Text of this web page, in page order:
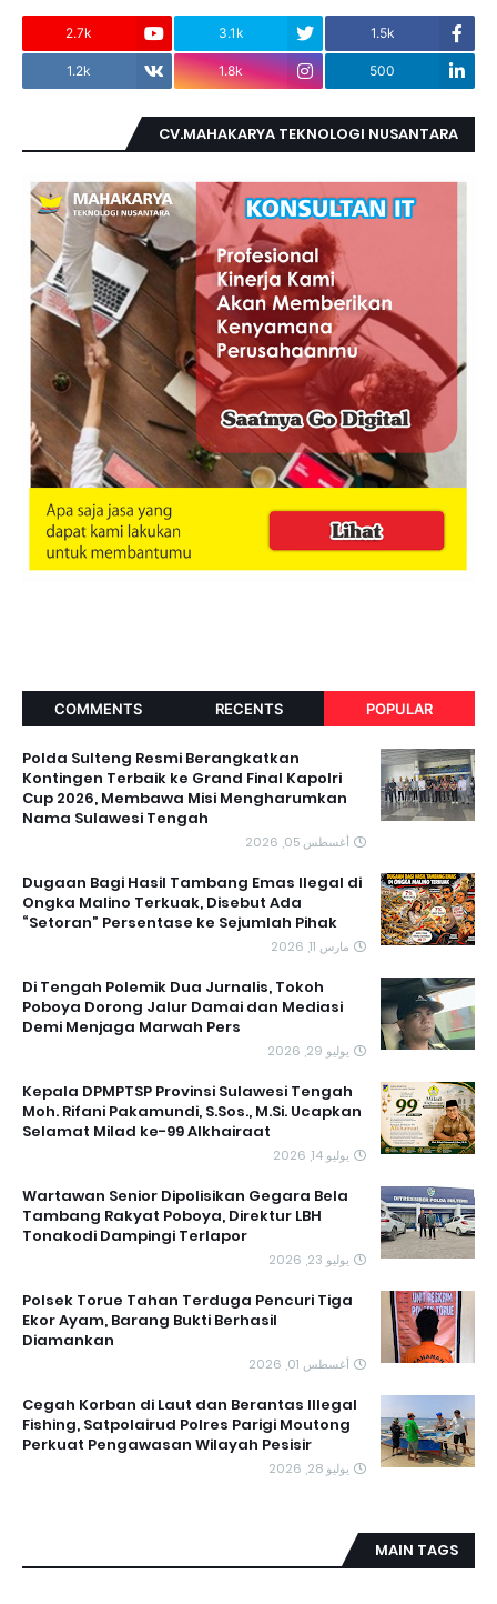
1.5k
3.1k
2.7k
500
1.8k
1.2k
CV.MAHAKARYA TEKNOLOGI NUSANTARA
POPULAR
RECENTS
COMMENTS
Polda Sulteng Resmi Berangkatkan
Kontingen Terbaik ke Grand Final Kapolri
Cup 2026, Membawa Misi Mengharumkan
Nama Sulawesi Tengah
أغسطس 05, 2026
Dugaan Bagi Hasil Tambang Emas Ilegal di
Ongka Malino Terkuak, Disebut Ada
“Setoran” Persentase ke Sejumlah Pihak
مارس 11, 2026
Di Tengah Polemik Dua Jurnalis, Tokoh
Poboya Dorong Jalur Damai dan Mediasi
Demi Menjaga Marwah Pers
يوليو 29, 2026
Kepala DPMPTSP Provinsi Sulawesi Tengah
Moh. Rifani Pakamundi, S.Sos., M.Si. Ucapkan
Selamat Milad ke-99 Alkhairaat
يوليو 14, 2026
‎Wartawan Senior Dipolisikan Gegara Bela
Tambang Rakyat Poboya, Direktur LBH
Tonakodi Dampingi Terlapor
يوليو 23, 2026
Polsek Torue Tahan Terduga Pencuri Tiga
Ekor Ayam, Barang Bukti Berhasil
Diamankan
أغسطس 01, 2026
Cegah Korban di Laut dan Berantas Illegal
Fishing, Satpolairud Polres Parigi Moutong
Perkuat Pengawasan Wilayah Pesisir
يوليو 28, 2026
MAIN TAGS